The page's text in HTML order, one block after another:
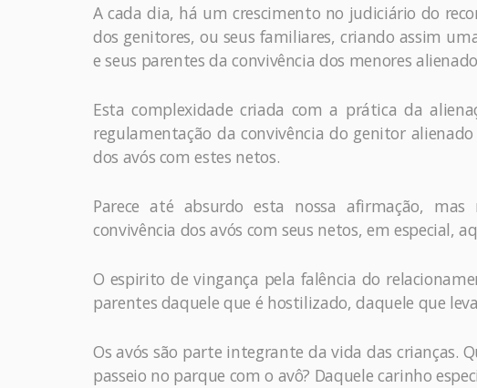
A cada dia, há um crescimento no judiciário do
dos genitores, ou seus familiares, criando assim
e seus parentes da convivência dos menores
Esta complexidade criada com a prática da
regulamentação da convivência do genitor
dos avós com estes netos.
Parece até absurdo esta nossa afirmação,
convivência dos avós com seus netos, em especial,
O espirito de vingança pela falência do
parentes daquele que é hostilizado, daquele que
Os avós são parte integrante da vida das crianças.
passeio no parque com o avô? Daquele carinho